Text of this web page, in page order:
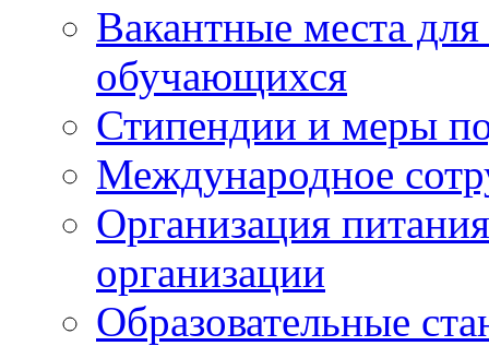
Вакантные места
обучающихся
Стипендии и меры
Международное
Организация
организации
Образовательные